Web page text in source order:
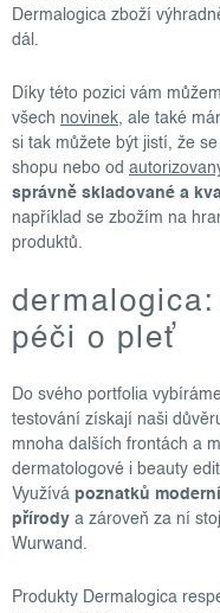
Dermalogica zboží
dál.
Díky této pozici vám
všech novinek , ale také
si tak můžete být jistí, že
shopu nebo od
správně skladované a
například se zbožím na
produktů.
péči o pleť
Do svého portfolia
testování získají naši
mnoha dalších frontách a
dermatologové i beauty
Využívá poznatků
přírody a zároveň za ní
Wurwand.
Produkty Dermalogica